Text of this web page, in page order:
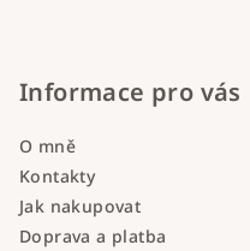
Informace pro vás
O mně
Kontakty
Jak nakupovat
Doprava a platba